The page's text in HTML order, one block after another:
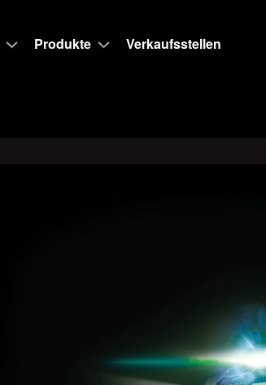
Produkte Verkaufsstellen